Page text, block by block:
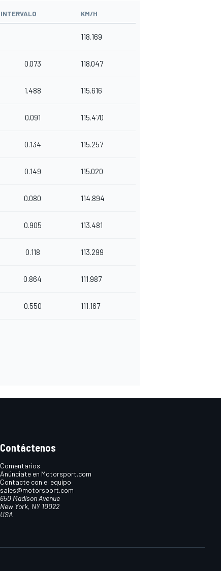
INTERVALO KM/H
118.169
0.073 118.047
1.488 115.616
0.091 115.470
0.134 115.257
0.149 115.020
0.080 114.894
0.905 113.481
0.118 113.299
0.864 111.987
0.550 111.167
Contáctenos
Comentarios
Anúnciate en Motorsport.com
Contacte con el equipo
sales@motorsport.com
650 Madison Avenue
New York, NY 10022
USA